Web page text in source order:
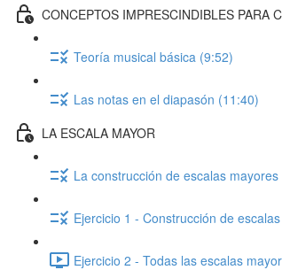
CONCEPTOS IMPRESCINDIBLES PARA
Teoría musical básica (9:52)
Las notas en el diapasón (11:40)
LA ESCALA MAYOR
La construcción de escalas
Ejercicio 1 - Construcción de
Ejercicio 2 - Todas las escalas